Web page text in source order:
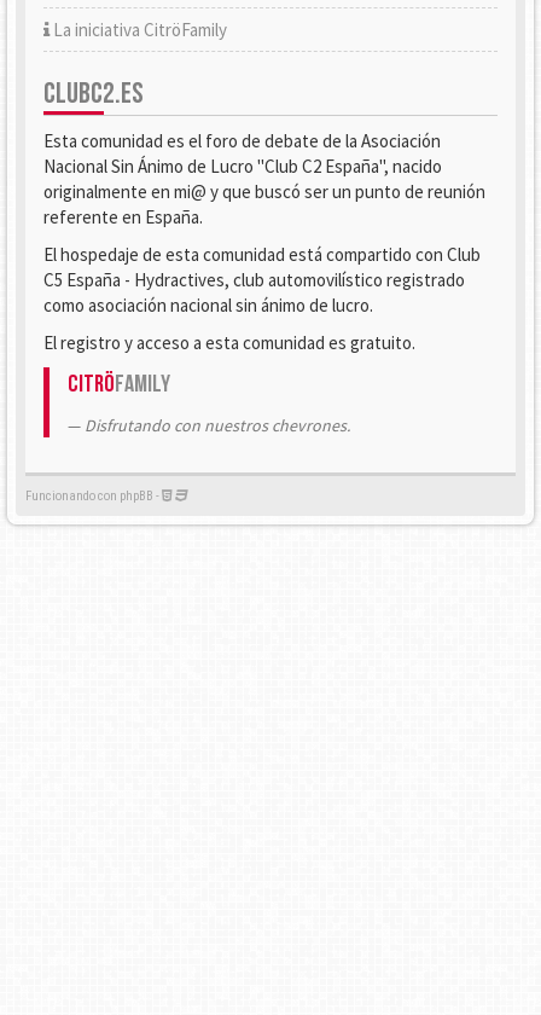
La iniciativa CitröFamily
CLUBC2.ES
Esta comunidad es el foro de debate de la Asociación
Nacional Sin Ánimo de Lucro "Club C2 España", nacido
originalmente en mi@ y que buscó ser un punto de reunión
referente en España.
El hospedaje de esta comunidad está compartido con Club
C5 España - Hydractives, club automovilístico registrado
como asociación nacional sin ánimo de lucro.
El registro y acceso a esta comunidad es gratuito.
CitröFamily
Disfrutando con nuestros chevrones.
Funcionando con phpBB -